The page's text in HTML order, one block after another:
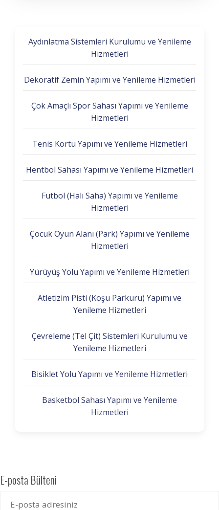
Aydınlatma Sistemleri Kurulumu ve Yenileme
Hizmetleri
Dekoratif Zemin Yapımı ve Yenileme Hizmetleri
Çok Amaçlı Spor Sahası Yapımı ve Yenileme
Hizmetleri
Tenis Kortu Yapımı ve Yenileme Hizmetleri
Hentbol Sahası Yapımı ve Yenileme Hizmetleri
Futbol (Halı Saha) Yapımı ve Yenileme
Hizmetleri
Çocuk Oyun Alanı (Park) Yapımı ve Yenileme
Hizmetleri
Yürüyüş Yolu Yapımı ve Yenileme Hizmetleri
Atletizim Pisti (Koşu Parkuru) Yapımı ve
Yenileme Hizmetleri
Çevreleme (Tel Çit) Sistemleri Kurulumu ve
Yenileme Hizmetleri
Bisiklet Yolu Yapımı ve Yenileme Hizmetleri
Basketbol Sahası Yapımı ve Yenileme
Hizmetleri
E-posta Bülteni